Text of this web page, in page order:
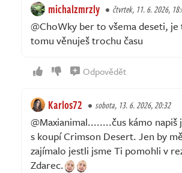
michalzmrzly čtvrtek, 11. 6. 2026,
@ChoWky ber to všema deseti, je
tomu věnuješ trochu času
Odpovědět
Karlos72 sobota, 13. 6. 2026, 20:32
@Maxianimal........čus kámo napiš
s koupí Crimson Desert. Jen by
zajímalo jestli jsme Ti pomohli v
Zdarec.